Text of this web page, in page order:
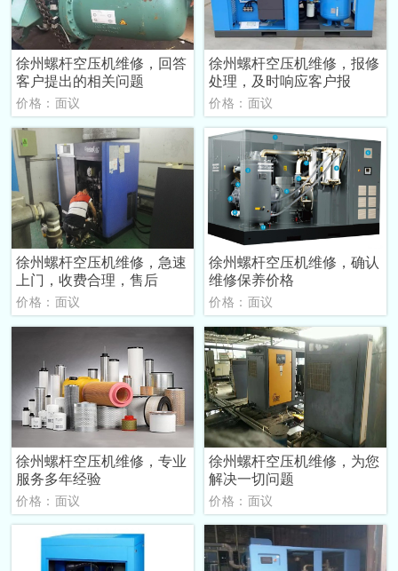
徐州螺杆空压机维修，回答
客户提出的相关问题
价格：面议
徐州螺杆空压机维修，报修
处理，及时响应客户报
价格：面议
徐州螺杆空压机维修，急速
上门，收费合理，售后
价格：面议
徐州螺杆空压机维修，确认
维修保养价格
价格：面议
徐州螺杆空压机维修，专业
服务多年经验
价格：面议
徐州螺杆空压机维修，为您
解决一切问题
价格：面议